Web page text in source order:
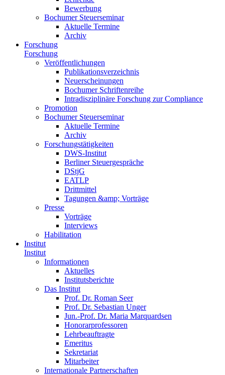
Bewerbung
Bochumer Steuerseminar
Aktuelle Termine
Archiv
Forschung
Forschung
Veröffentlichungen
Publikationsverzeichnis
Neuerscheinungen
Bochumer Schriftenreihe
Intradisziplinäre Forschung zur Compliance
Promotion
Bochumer Steuerseminar
Aktuelle Termine
Archiv
Forschungstätigkeiten
DWS-Institut
Berliner Steuergespräche
DStjG
EATLP
Drittmittel
Tagungen &amp; Vorträge
Presse
Vorträge
Interviews
Habilitation
Institut
Institut
Informationen
Aktuelles
Institutsberichte
Das Institut
Prof. Dr. Roman Seer
Prof. Dr. Sebastian Unger
Jun.-Prof. Dr. Maria Marquardsen
Honorarprofessoren
Lehrbeauftragte
Emeritus
Sekretariat
Mitarbeiter
Internationale Partnerschaften